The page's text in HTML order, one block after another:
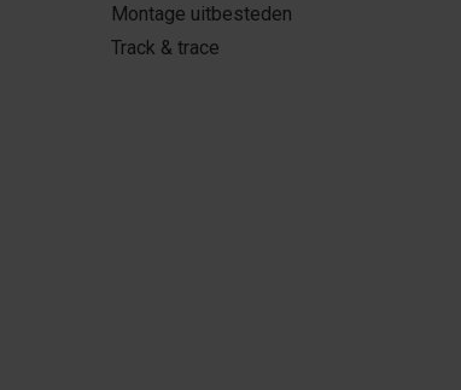
Montage uitbesteden
Track & trace